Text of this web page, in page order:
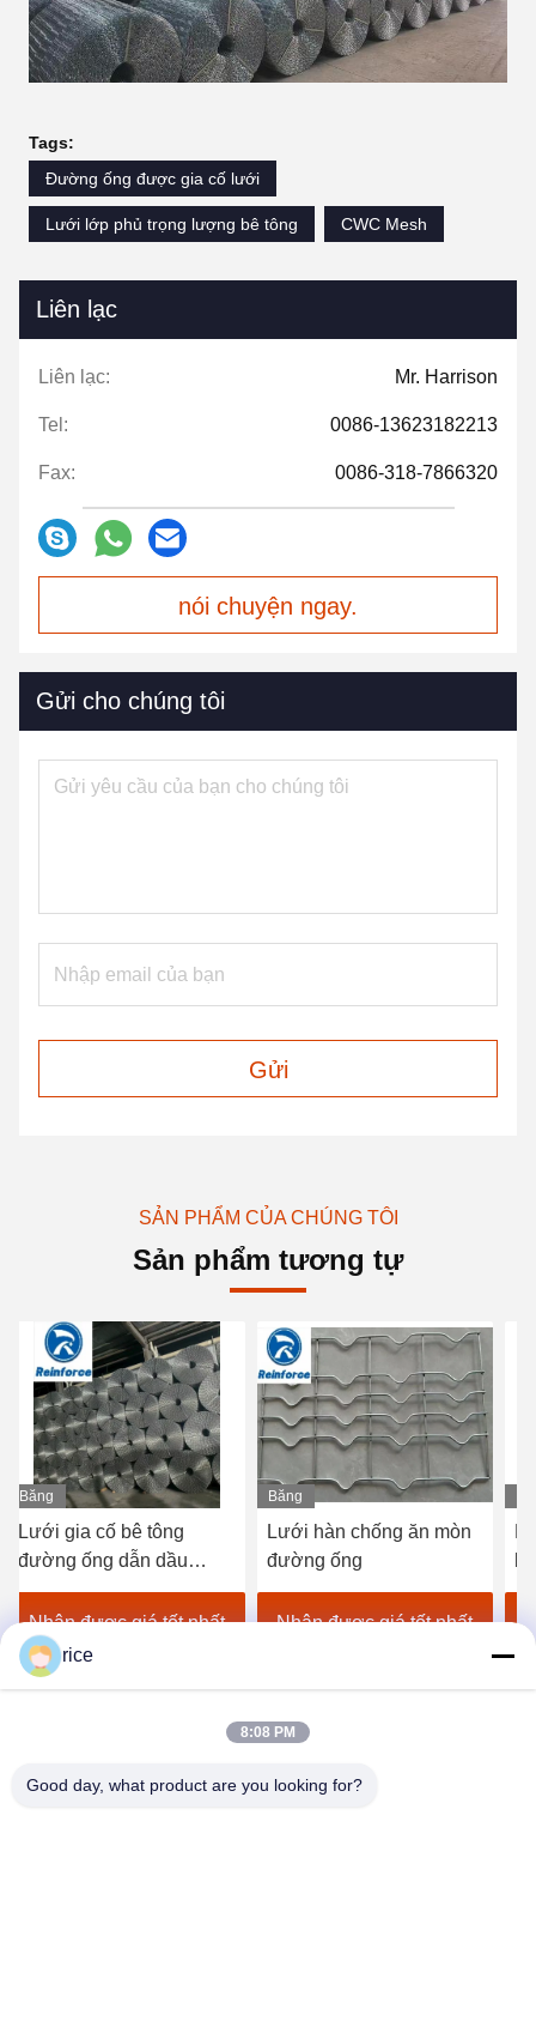
Tags:
Đường ống được gia cố lưới
Lưới lớp phủ trọng lượng bê tông CWC Mesh
Liên lạc
Liên lạc: Mr. Harrison
Tel: 0086-13623182213
Fax: 0086-318-7866320
nói chuyện ngay.
Gửi cho chúng tôi
Gửi
SẢN PHẨM CỦA CHÚNG TÔI
Sản phẩm tương tự
Băng
hình
Lưới gia cố bê tông
đường ống dẫn dầu
ngầm
Nhận được giá tốt nhất
Băng
hình
Lưới hàn chống ăn mòn
đường ống
Nhận được giá tốt nhất
rice
8:08 PM
Good day, what product are you looking for?